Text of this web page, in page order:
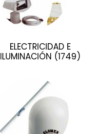
ELECTRICIDAD E
ILUMINACIÓN (1749)